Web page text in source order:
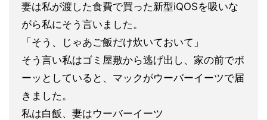
妻は私が渡した食費で買った新型iQOSを吸いな
がら私にそう言いました。
「そう、じゃあご飯だけ炊いておいて」
そう言い私はゴミ屋敷から逃げ出し、家の前でボ
ーッとしていると、マックがウーバーイーツで届
きました。
私は白飯、妻はウーバーイーツ